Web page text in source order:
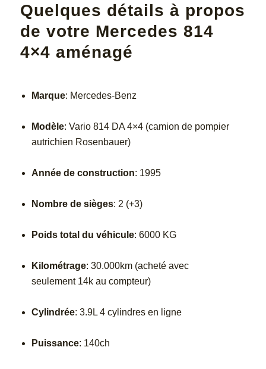
Quelques détails à propos
de votre Mercedes 814
4×4 aménagé
Marque: Mercedes-Benz
Modèle: Vario 814 DA 4×4 (camion de pompier
autrichien Rosenbauer)
Année de construction: 1995
Nombre de sièges: 2 (+3)
Poids total du véhicule: 6000 KG
Kilométrage: 30.000km (acheté avec
seulement 14k au compteur)
Cylindrée: 3.9L 4 cylindres en ligne
Puissance: 140ch